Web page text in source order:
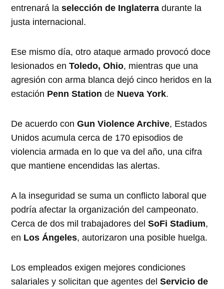
entrenará laselección de Inglaterra durante la
justa internacional.
Ese mismo día, otro ataque armado provocó doce
lesionados enToledo, Ohio, mientras que una
agresión con arma blanca dejó cinco heridos en la
estación Penn Station de Nueva York.
De acuerdo conGun Violence Archive, Estados
Unidos acumula cerca de 170 episodios de
violencia armada en lo que va del año, una cifra
que mantiene encendidas las alertas.
A la inseguridad se suma un conflicto laboral que
podría afectar la organización del campeonato.
Cerca de dos mil trabajadores delSoFi Stadium,
en Los Ángeles, autorizaron una posible huelga.
Los empleados exigen mejores condiciones
salariales y solicitan que agentes delServicio de